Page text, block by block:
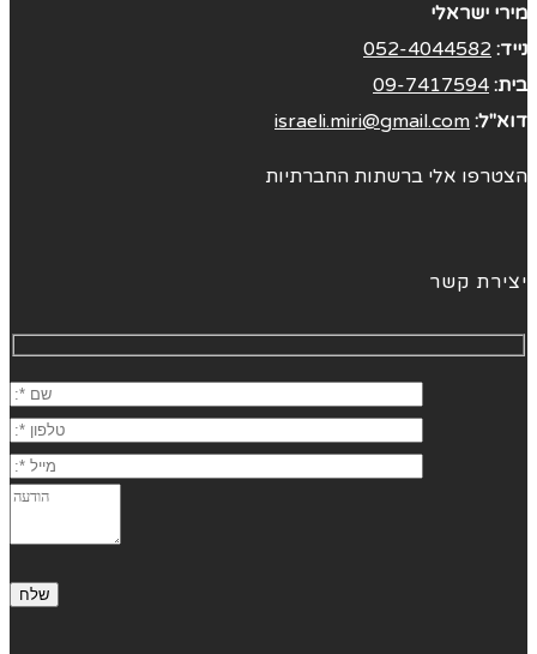
מירי ישראלי
נייד: 052-4044582
בית: 09-7417594
דוא"ל: israeli.miri@gmail.com
הצטרפו אלי ברשתות החברתיות
יצירת קשר